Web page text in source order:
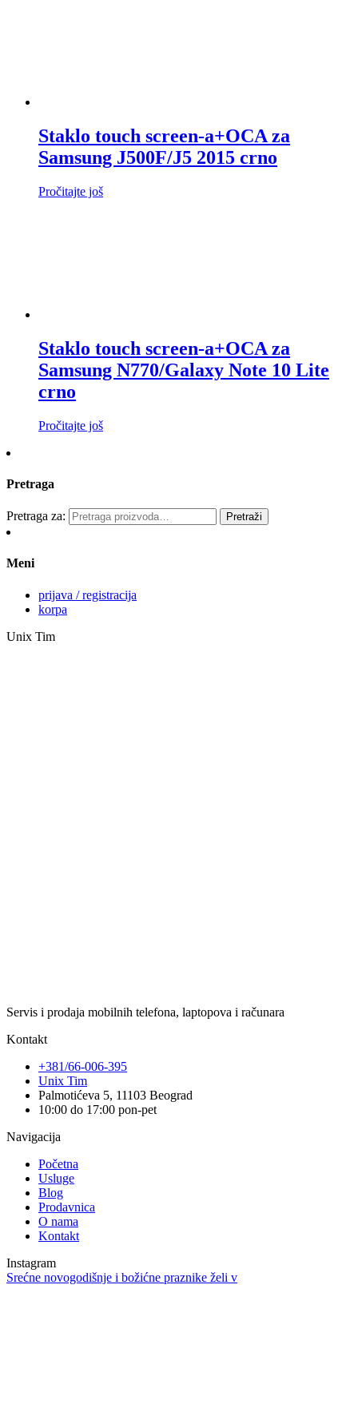
Staklo touch screen-a+OCA za
Samsung J500F/J5 2015 crno
Pročitajte još
Staklo touch screen-a+OCA za
Samsung N770/Galaxy Note 10 Lite
crno
Pročitajte još
Pretraga
Pretraga za: Pretraži
Meni
prijava / registracija
korpa
Unix Tim
Servis i prodaja mobilnih telefona, laptopova i računara
Kontakt
+381/66-006-395
Unix Tim
Palmotićeva 5, 11103 Beograd
10:00 do 17:00 pon-pet
Navigacija
Početna
Usluge
Blog
Prodavnica
O nama
Kontakt
Instagram
Srećne novogodišnje i božićne praznike želi v